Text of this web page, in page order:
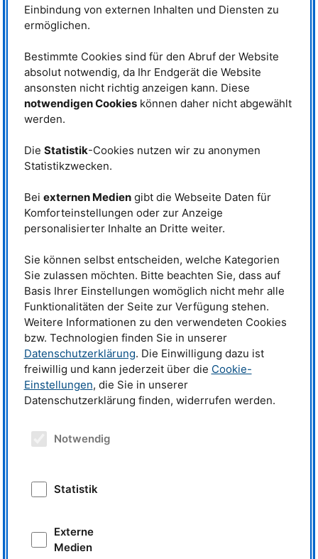
Prof. Dr. Christoph Hugenschmidt
christoph.hugenschmidt@frm2.tum.de
Dr. Francesco Guatieri
Telefon: +49 (0)89 289-54713
E-Mail:francesco.guatieri@frm2.tum.de
NEPOMUC
Physics with Positrons
Betreiber
Förderung
Einbindung von externen Inhalten und Diensten zu
ermöglichen.
Bestimmte Cookies sind für den Abruf der Website
absolut notwendig, da Ihr Endgerät die Website
ansonsten nicht richtig anzeigen kann. Diese
notwendigen Cookieskönnen daher nicht abgewählt
werden.
Die Statistik-Cookies nutzen wir zu anonymen
Statistikzwecken.
Bei externen Mediengibt die Webseite Daten für
Komforteinstellungen oder zur Anzeige
personalisierter Inhalte an Dritte weiter.
Sie können selbst entscheiden, welche Kategorien
Sie zulassen möchten. Bitte beachten Sie, dass auf
Basis Ihrer Einstellungen womöglich nicht mehr alle
Funktionalitäten der Seite zur Verfügung stehen.
Weitere Informationen zu den verwendeten Cookies
bzw. Technologien finden Sie in unserer
Datenschutzerklärung. Die Einwilligung dazu ist
freiwillig und kann jederzeit über die Cookie-
Einstellungen, die Sie in unserer
Datenschutzerklärung finden, widerrufen werden.
Notwendig
Statistik
Externe
Medien